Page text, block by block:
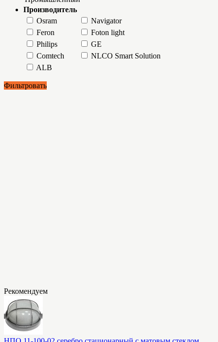
Производитель
Osram
Navigator
Feron
Foton light
Philips
GE
Comtech
NLCO Smart Solution
ALB
Фильтровать
Рекомендуем